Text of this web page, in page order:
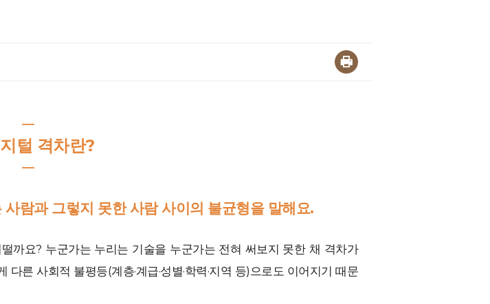
―
털 격차란?
―
람과 그렇지 못한 사람 사이의 불균형을 말해요.
까요? 누군가는 누리는 기술을 누군가는 전혀 써보지 못한 채 격차가
른 사회적 불평등(계층·계급·성별·학력·지역 등)으로도 이어지기 때문